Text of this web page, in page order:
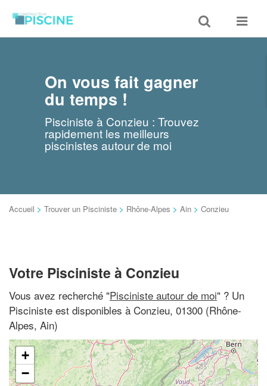
Toggle
search
Toggle
On vous fait gagner
du temps !
Pisciniste à Conzieu : Trouvez
rapidement les meilleurs
piscinistes autour de moi
Accueil > Trouver un Pisciniste > Rhône-Alpes > Ain > Conzieu
Votre Pisciniste à Conzieu
Vous avez recherché "Pisciniste autour de moi" ? Un
Pisciniste est disponibles à Conzieu, 01300 (Rhône-
Alpes, Ain)
+
−